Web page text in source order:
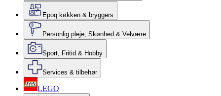
Epoq køkken & bryggers
Personlig pleje, Skønhed & Velvære
Sport, Fritid & Hobby
Services & tilbehør
LEGO